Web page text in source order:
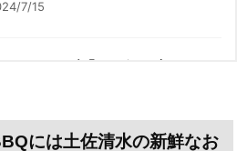
には土佐清水の新鮮なお